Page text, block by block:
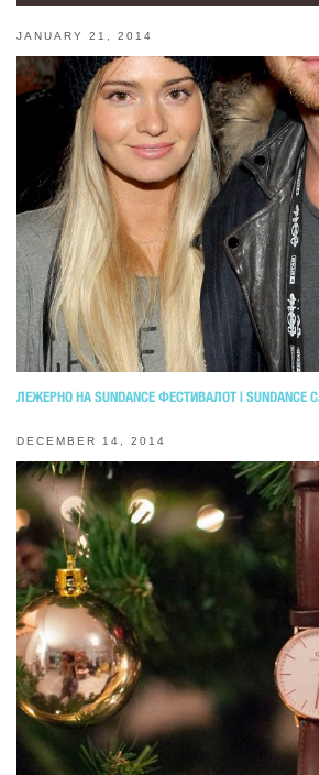
JANUARY 21, 2014
ЛЕЖЕРНО НА SUNDANCE ФЕСТИВАЛОТ | SUNDANCE
DECEMBER 14, 2014